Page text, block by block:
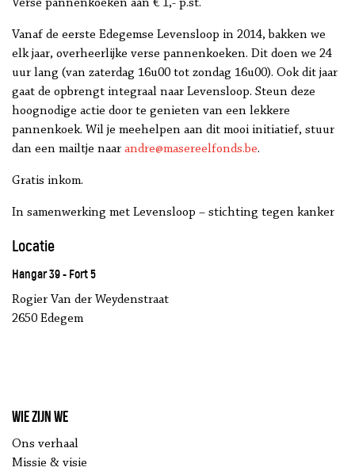
Verse pannenkoeken aan € 1,- p.st.
Vanaf de eerste Edegemse Levensloop in 2014, bakken we
elk jaar, overheerlijke verse pannenkoeken. Dit doen we 24
uur lang (van zaterdag 16u00 tot zondag 16u00). Ook dit jaar
gaat de opbrengt integraal naar Levensloop. Steun deze
hoognodige actie door te genieten van een lekkere
pannenkoek. Wil je meehelpen aan dit mooi initiatief, stuur
dan een mailtje naarandre@masereelfonds.be.
Gratis inkom.
In samenwerking met Levensloop – stichting tegen kanker
Locatie
Hangar 39 - Fort 5
Rogier Van der Weydenstraat
2650 Edegem
Wie zijn we
Ons verhaal
Missie & visie